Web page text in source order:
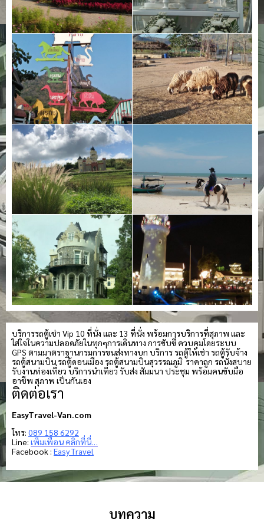
บริการรถตู้เช่า Vip 10 ที่นั่ง และ 13 ที่นั่ง พร้อมการบริการที่สุภาพ และ
ใส่ใจในความปลอดภัยในทุกๆการเดินทาง การขับขี่ ควบคุมโดยระบบ
GPS ตามมาตราฐานกรมการขนส่งทางบก บริการ รถตู้ให้เช่า รถตู้รับจ้าง
รถตู้สนามบิน รถตู้ดอนเมือง รถตู้สนามบินสุวรรณภูมิ ราคาถูก รถนั่งสบาย
รับงานท่องเที่ยว บริการนำเที่ยว รับส่ง สัมมนา ประชุม พร้อมคนขับมือ
อาชีพ สุภาพ เป็นกันเอง
ติดต่อเรา
EasyTravel-Van.com
โทร: 089 158 6292
Line: เพิ่มเพื่อน คลิกที่นี่…
Facebook : Easy Travel
บทความ